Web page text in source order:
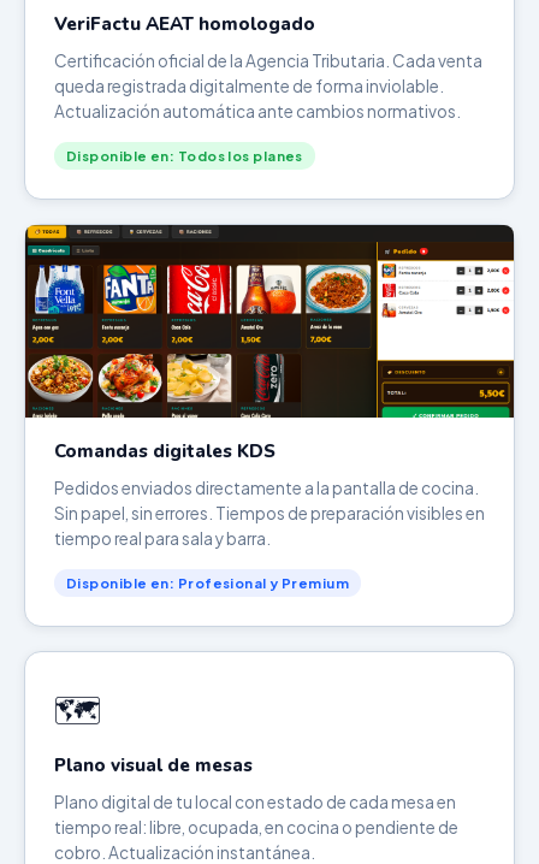
VeriFactu AEAT homologado
Certificación oficial de la Agencia Tributaria. Cada venta
queda registrada digitalmente de forma inviolable.
Actualización automática ante cambios normativos.
Disponible en: Todos los planes
Comandas digitales KDS
Pedidos enviados directamente a la pantalla de cocina.
Sin papel, sin errores. Tiempos de preparación visibles en
tiempo real para sala y barra.
Disponible en: Profesional y Premium
🗺️
Plano visual de mesas
Plano digital de tu local con estado de cada mesa en
tiempo real: libre, ocupada, en cocina o pendiente de
cobro. Actualización instantánea.